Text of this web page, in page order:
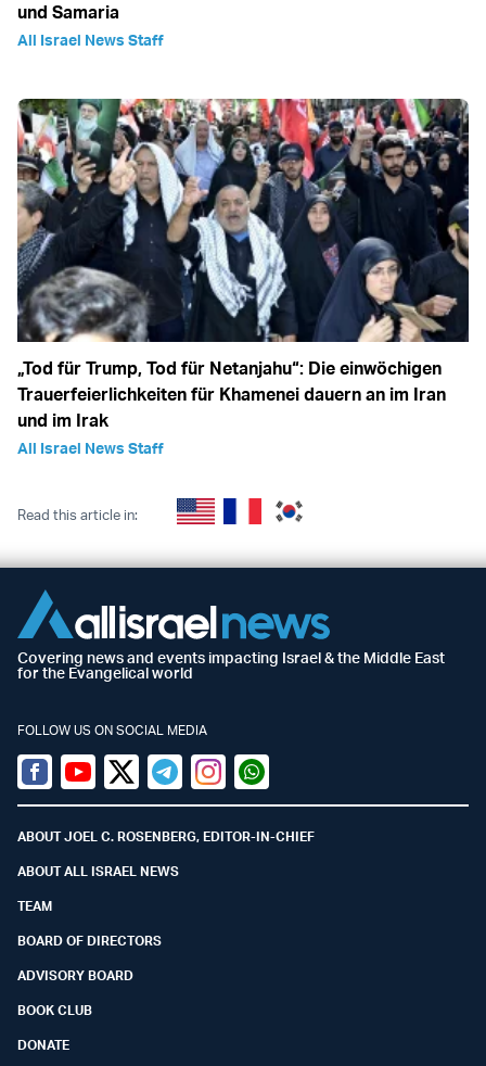
und Samaria
All Israel News Staff
„Tod für Trump, Tod für Netanjahu“: Die einwöchigen
Trauerfeierlichkeiten für Khamenei dauern an im Iran
und im Irak
All Israel News Staff
Read this article in:
Covering news and events impacting Israel & the Middle East
for the Evangelical world
FOLLOW US ON SOCIAL MEDIA
Facebook
YoutubeTwitter (X)
TelegramInstagramWhatsapp
ABOUT JOEL C. ROSENBERG, EDITOR-IN-CHIEF
ABOUT ALL ISRAEL NEWS
TEAM
BOARD OF DIRECTORS
ADVISORY BOARD
BOOK CLUB
DONATE